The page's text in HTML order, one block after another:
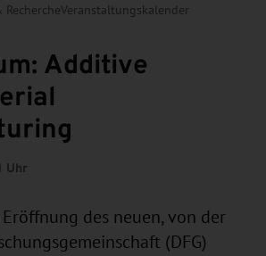
Veranstaltungskalender
Additive
Uhr
des neuen, von der
(DFG)